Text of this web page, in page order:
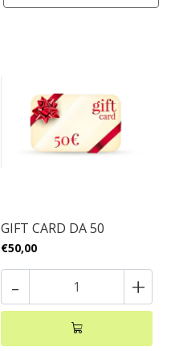
GIFT CARD DA 50
€50,00
- +